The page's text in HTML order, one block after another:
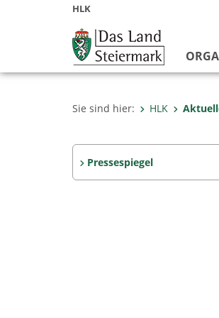
HLK
Sie sind hier: HLK
Pressespiegel